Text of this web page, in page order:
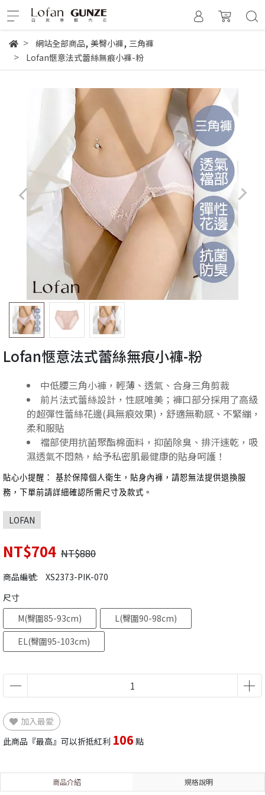
網站全部商品, 美臀小褲, 三角褲
Lofan愜意法式蕾絲無痕小褲-粉
Lofan愜意法式蕾絲無痕小褲-粉
中低腰三角小褲，輕薄、透氣、合身三角剪裁
前片法式蕾絲設計，性感唯美；褲口部分採用了高級
的超彈性蕾絲花邊(具無痕效果)，舒適無勒感、不緊繃，
柔和服貼
襠部使用抗菌聚酯棉面料，抑菌除臭、排汗速乾，吸
濕透氣不悶熱，給予私密肌最健康的貼身呵護！
貼心小提醒： 基於保障個人衛生，貼身內褲，請恕無法提供退換服
務，下單前請詳細確認所需尺寸及款式。
LOFAN
NT$704 NT$880
商品編號:
XS2373-PIK-070
尺寸
M(臀圍85-93cm)
L(臀圍90-98cm)
EL(臀圍95-103cm)
加入最愛
此商品『最高』可以折抵紅利 106 點
商品介紹 規格說明